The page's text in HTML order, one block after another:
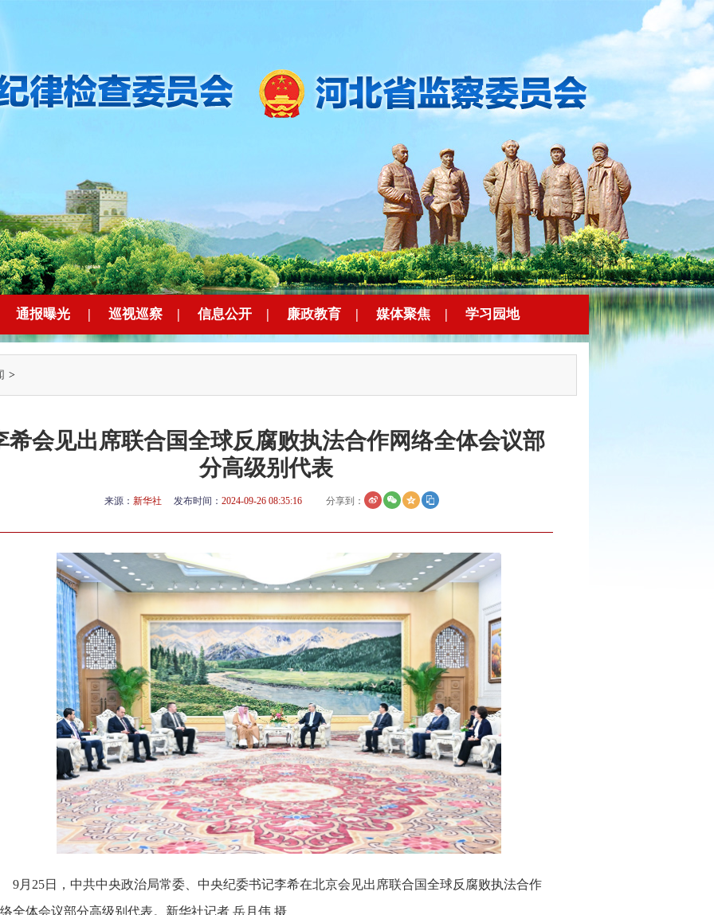
通报曝光 | 巡视巡察 | 信息公开 | 廉政教育 | 媒体聚焦 | 学习园地
>
希会见出席联合国全球反腐败执法合作网络全体会议部
分高级别代表
来源： 新华社 发布时间： 2024-09-26 08:35:16 分享到：
9月25日，中共中央政治局常委、中央纪委书记李希在北京会见出席联合国全球反腐败执法合作
全体会议部分高级别代表。新华社记者 岳月伟 摄